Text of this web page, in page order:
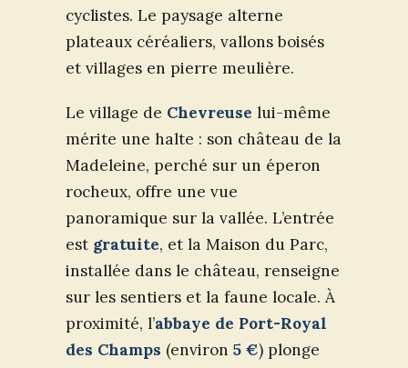
cyclistes. Le paysage alterne
plateaux céréaliers, vallons boisés
et villages en pierre meulière.
Le village de Chevreuse lui-même
mérite une halte : son château de la
Madeleine, perché sur un éperon
rocheux, offre une vue
panoramique sur la vallée. L’entrée
est gratuite, et la Maison du Parc,
installée dans le château, renseigne
sur les sentiers et la faune locale. À
proximité, l’abbaye de Port-Royal
des Champs (environ 5 €) plonge